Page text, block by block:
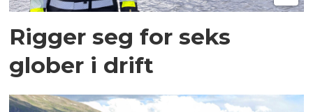
Rigger seg for seks
glober i drift